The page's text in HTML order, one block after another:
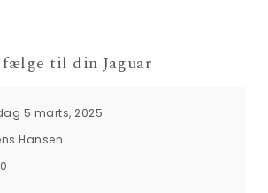
til din Jaguar
5 marts, 2025
Hansen
0